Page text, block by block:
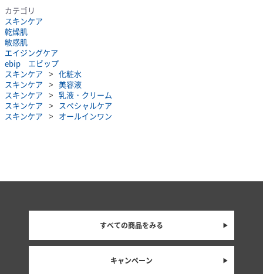
カテゴリ
スキンケア
乾燥肌
敏感肌
エイジングケア
ebip エビップ
スキンケア
化粧水
スキンケア
美容液
スキンケア
乳液・クリーム
スキンケア
スペシャルケア
スキンケア
オールインワン
すべての商品をみる
キャンペーン